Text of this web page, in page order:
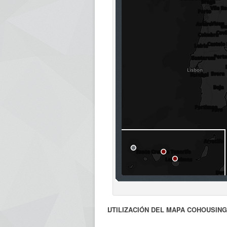
.UTILIZACIÓN DEL MAPA
.